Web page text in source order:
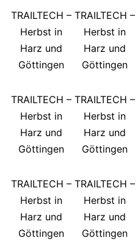
TRAILTECH –
Herbst in
Harz und
Göttingen
TRAILTECH –
Herbst in
Harz und
Göttingen
TRAILTECH –
Herbst in
Harz und
Göttingen
TRAILTECH –
Herbst in
Harz und
Göttingen
TRAILTECH –
Herbst in
Harz und
Göttingen
TRAILTECH –
Herbst in
Harz und
Göttingen